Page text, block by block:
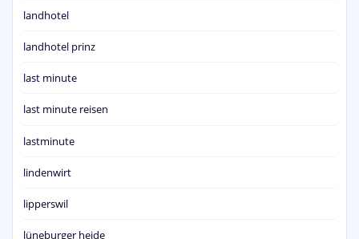
landhotel
landhotel prinz
last minute
last minute reisen
lastminute
lindenwirt
lipperswil
lüneburger heide